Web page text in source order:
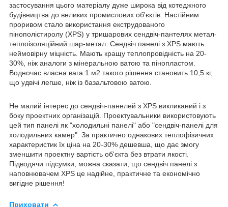
застосування цього матеріалу дуже широка від котеджного
будівництва до великих промислових об'єктів. Настійним
проривом стало використання екструдованого
пінополістиролу (XPS) у тришарових сендвіч-пантелях метал-
теплоізоляційний шар-метал. Сендвіч панелі з XPS мають
неймовірну міцність. Мають кращу теплопровідність на 20-
30%, ніж аналоги з мінеральною ватою та пінопластом.
Водночас власна вага 1 м2 такого рішення становить 10,5 кг,
що удвічі легше, ніж із базальтовою ватою.
Не малий інтерес до сендвіч-панелей з XPS викликаний і з
боку проектних організацій. Проектувальники використовують
цей тип панелі як "холодильні панелі" або "сендвіч-панелі для
холодильних камер". За практично однакових теплофізичних
характеристик їх ціна на 20-30% дешевша, що дає змогу
зменшити проектну вартість об'єкта без втрати якості.
Підводячи підсумки, можна сказати, що сендвіч панелі з
наповнювачем XPS це надійне, практичне та економічно
вигідне рішення!
Приховати